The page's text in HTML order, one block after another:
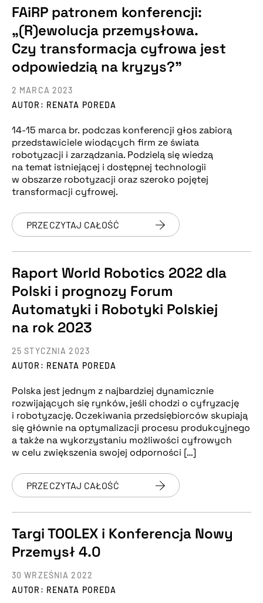
FAiRP patronem konferencji:
„(R)ewolucja przemysłowa.
Czy transformacja cyfrowa jest
odpowiedzią na kryzys?”
AUTOR: RENATA POREDA
2 MARCA 2023
14-15 marca br. podczas konferencji głos zabiorą
przedstawiciele wiodących firm ze świata
robotyzacji i zarządzania. Podzielą się wiedzą
na temat istniejącej i dostępnej technologii
w obszarze robotyzacji oraz szeroko pojętej
transformacji cyfrowej.
PRZECZYTAJ CAŁOŚĆ
Raport World Robotics 2022 dla
Polski i prognozy Forum
Automatyki i Robotyki Polskiej
na rok 2023
AUTOR: RENATA POREDA
25 STYCZNIA 2023
Polska jest jednym z najbardziej dynamicznie
rozwijających się rynków, jeśli chodzi o cyfryzację
i robotyzację. Oczekiwania przedsiębiorców skupiają
się głównie na optymalizacji procesu produkcyjnego
a także na wykorzystaniu możliwości cyfrowych
w celu zwiększenia swojej odporności […]
PRZECZYTAJ CAŁOŚĆ
Targi TOOLEX i Konferencja Nowy
Przemysł 4.0
AUTOR: RENATA POREDA
30 WRZEŚNIA 2022